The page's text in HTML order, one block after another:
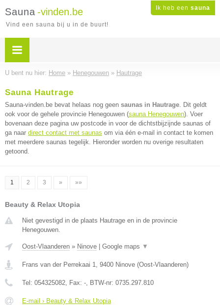
Ik heb een sauna
Sauna -vinden.be
Vind een sauna bij u in de buurt!
U bent nu hier: Home » Henegouwen » Hautrage
Sauna Hautrage
Sauna-vinden.be bevat helaas nog geen saunas in Hautrage. Dit geldt
ook voor de gehele provincie Henegouwen (sauna Henegouwen). Voer
bovenaan deze pagina uw postcode in voor de dichtstbijzijnde saunas of
ga naar direct contact met saunas om via één e-mail in contact te komen
met meerdere saunas tegelijk. Hieronder worden nu overige resultaten
getoond.
1 2 3 » »»
Beauty & Relax Utopia
Niet gevestigd in de plaats Hautrage en in de provincie
Henegouwen.
Oost-Vlaanderen » Ninove Google maps ▼
Frans van der Perrekaai 1, 9400 Ninove (Oost-Vlaanderen)
Tel: 054325082, Fax: -, BTW-nr: 0735.297.810
E-mail › Beauty & Relax Utopia